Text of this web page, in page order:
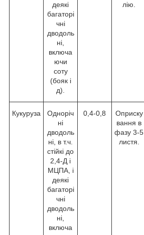
деякі
багаторі
чні
дводоль
ні,
включа
ючи
соту
(бояк і
д).
лію.
Кукуруза
Одноріч
ні
дводоль
ні, в т.ч.
стійкі до
2,4-Д і
МЦПА, і
деякі
багаторі
чні
дводоль
ні,
включа
0,4-0,8
Оприску
вання в
фазу 3-5
листя.